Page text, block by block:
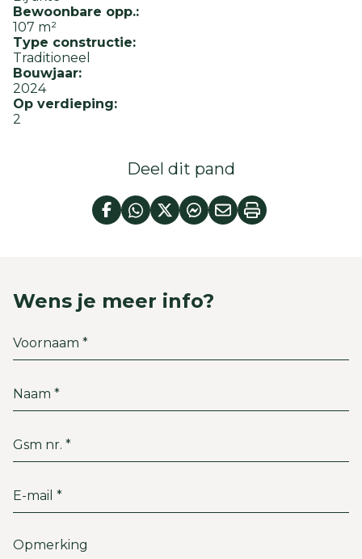
Bewoonbare opp.:
107 m²
Type constructie:
Traditioneel
Bouwjaar:
2024
Op verdieping:
2
Deel dit pand
Wens je meer info?